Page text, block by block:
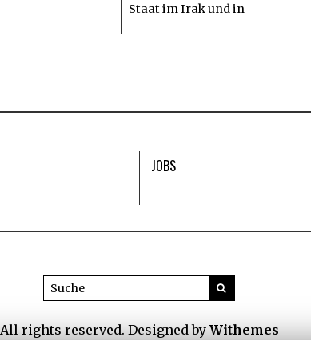
Staat im Irak und in
JOBS
All rights reserved. Designed by Withemes